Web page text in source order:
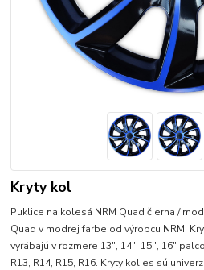
Kryty kol
Puklice na kolesá NRM Quad čierna /
Quad v modrej farbe od výrobcu NRM.
vyrábajú v rozmere 13", 14", 15'', 16"
R13, R14, R15, R16. Kryty kolies sú